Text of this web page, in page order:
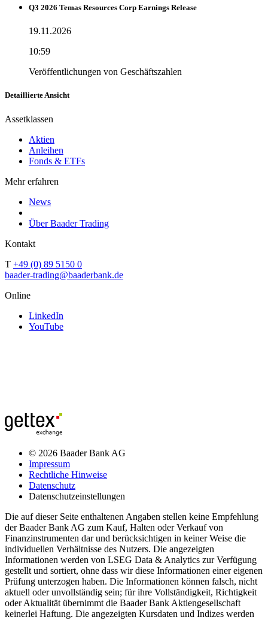
Q3 2026 Temas Resources Corp Earnings Release
19.11.2026
10:59
Veröffentlichungen von Geschäftszahlen
Detaillierte Ansicht
Assetklassen
Aktien
Anleihen
Fonds & ETFs
Mehr erfahren
News
Über Baader Trading
Kontakt
T +49 (0) 89 5150 0
baader-trading@baaderbank.de
Online
LinkedIn
YouTube
© 2026 Baader Bank AG
Impressum
Rechtliche Hinweise
Datenschutz
Datenschutzeinstellungen
Die auf dieser Seite enthaltenen Angaben stellen keine Empfehlung
der Baader Bank AG zum Kauf, Halten oder Verkauf von
Finanzinstrumenten dar und berücksichtigen in keiner Weise die
individuellen Verhältnisse des Nutzers. Die angezeigten
Informationen werden von LSEG Data & Analytics zur Verfügung
gestellt und sortiert, ohne dass wir diese Informationen einer eigenen
Prüfung unterzogen haben. Die Informationen können falsch, nicht
aktuell oder unvollständig sein; für ihre Vollständigkeit, Richtigkeit
oder Aktualität übernimmt die Baader Bank Aktiengesellschaft
keinerlei Haftung. Die angezeigten Kursdaten und Indizes werden